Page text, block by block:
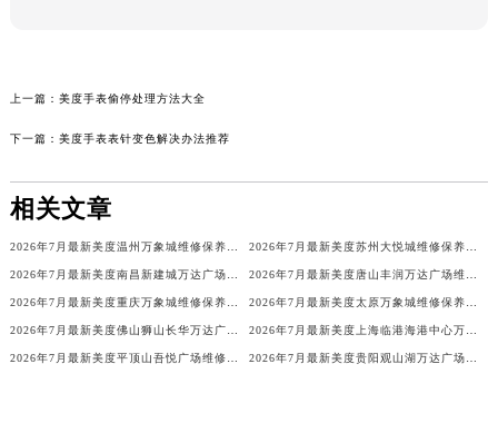
上一篇： 美度手表偷停处理方法大全
下一篇： 美度手表表针变色解决办法推荐
相关文章